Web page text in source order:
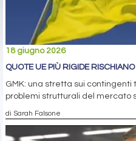
18 giugno 2026
QUOTE UE PIÙ RIGIDE
GMK: una stretta sui contingenti
problemi strutturali del mercato
di Sarah Falsone